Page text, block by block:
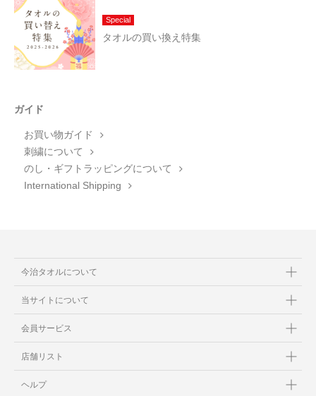
Special
タオルの買い換え特集
ガイド
お買い物ガイド
刺繍について
のし・ギフトラッピングについて
International Shipping
今治タオルについて
当サイトについて
会員サービス
店舗リスト
ヘルプ